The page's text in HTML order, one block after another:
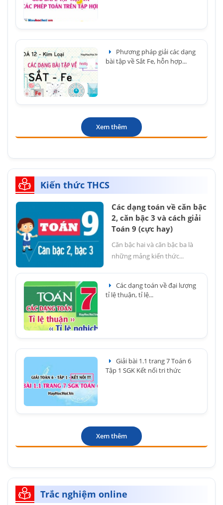
Phương pháp giải các dạng
bài tập về Sắt Fe, hỗn hợp...
Xem thêm
Kiến thức THCS
Các dạng toán về căn bậc
2, căn bậc 3 và cách giải
Toán 9 (cực hay)
Căn bậc hai và căn bậc ba là
những mảng kiến thức...
Các dạng toán về đại lượng
tỉ lệ thuận, tỉ lệ...
Giải bài 1.1 trang 7 Toán 6
Tập 1 SGK Kết nối tri thức
Xem thêm
Trắc nghiệm online